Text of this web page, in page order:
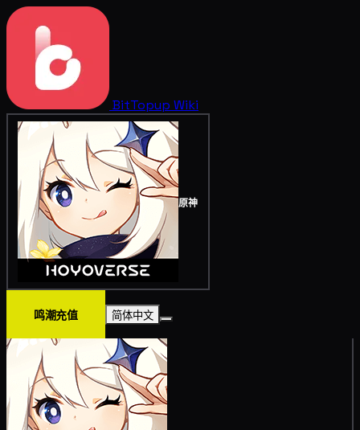
BitTopup Wiki
原神
鸣潮充值 简体中文